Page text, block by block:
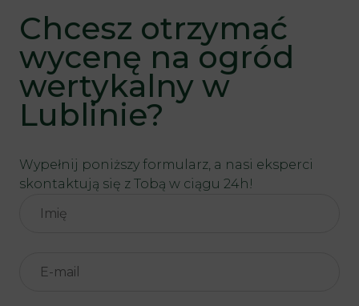
Chcesz otrzymać
wycenę na ogród
wertykalny w
Lublinie?
Wypełnij poniższy formularz, a nasi eksperci
skontaktują się z Tobą w ciągu 24h!